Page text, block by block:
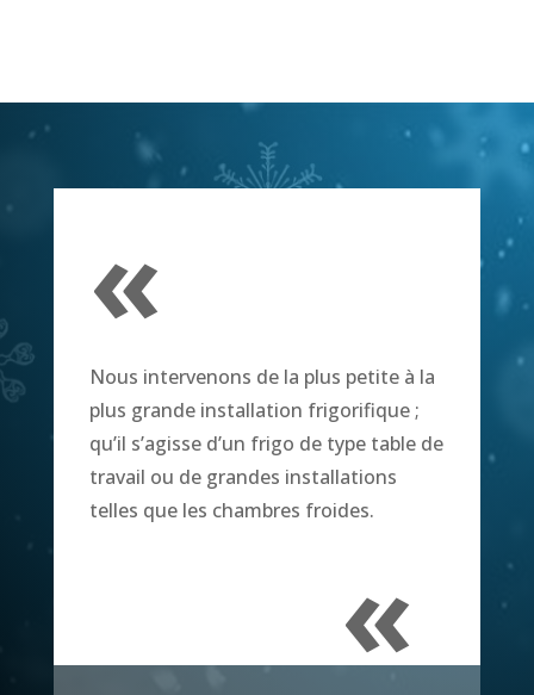
«
Nous intervenons de la plus petite à la
plus grande installation frigorifique ;
qu’il s’agisse d’un frigo de type table de
travail ou de grandes installations
telles que les chambres froides.
«